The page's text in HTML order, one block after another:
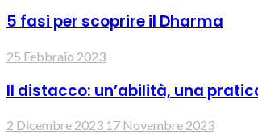
5 fasi per scoprire il Dharma
25 Febbraio 2023
Il distacco: un’abilità, una
2 Dicembre 2023 17 Novembre 2023